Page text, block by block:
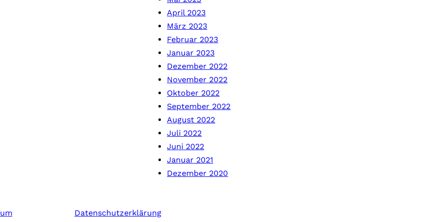
April 2023
März 2023
Februar 2023
Januar 2023
Dezember 2022
November 2022
Oktober 2022
September 2022
August 2022
Juli 2022
Juni 2022
Januar 2021
Dezember 2020
Datenschutzerklärung